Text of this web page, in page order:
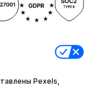
Pexels,